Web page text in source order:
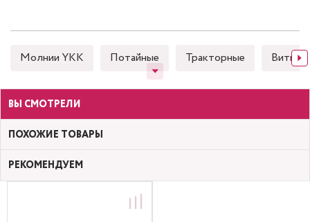
Молнии YKK Потайные Тракторные Витые
ВЫ СМОТРЕЛИ
ПОХОЖИЕ ТОВАРЫ
РЕКОМЕНДУЕМ